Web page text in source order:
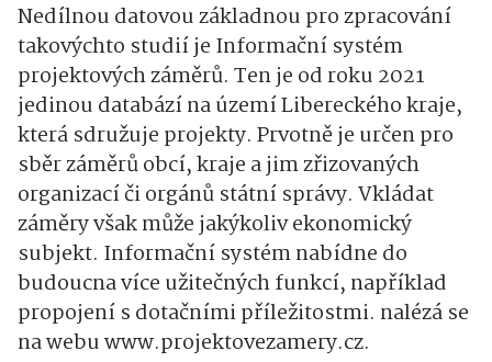
Nedílnou datovou základnou pro zpracování
takovýchto studií je Informační systém
projektových záměrů. Ten je od roku 2021
jedinou databází na území Libereckého kraje,
která sdružuje projekty. Prvotně je určen pro
sběr záměrů obcí, kraje a jim zřizovaných
organizací či orgánů státní správy. Vkládat
záměry však může jakýkoliv ekonomický
subjekt. Informační systém nabídne do
budoucna více užitečných funkcí, například
propojení s dotačními příležitostmi. nalézá se
na webu www.projektovezamery.cz.